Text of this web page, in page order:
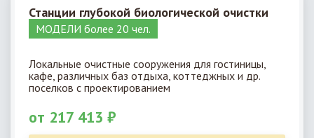
Станции глубокой биологической очистки
МОДЕЛИ более 20 чел.
Локальные очистные сооружения для гостиницы,
кафе, различных баз отдыха, коттеджных и др.
поселков с проектированием
от 217 413 ₽